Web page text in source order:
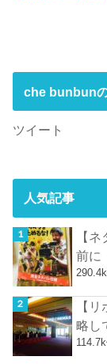
che bunbun
ツイート
人気記事
【
前に
【
略し